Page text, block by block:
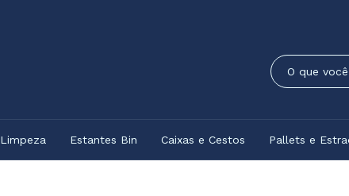
Limpeza Estantes Bin Caixas e Cestos Pallets e